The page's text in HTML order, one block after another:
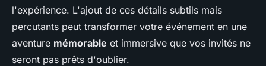
l'expérience. L'ajout de ces détails subtils mais
percutants peut transformer votre événement en une
aventure mémorable et immersive que vos invités ne
seront pas prêts d'oublier.